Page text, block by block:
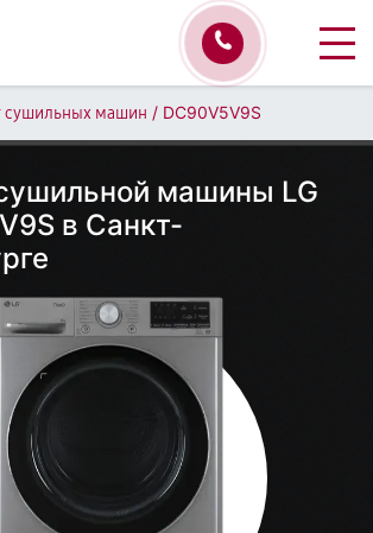
сушильных машин / DC90V5V9S
машины LG
в Санкт-